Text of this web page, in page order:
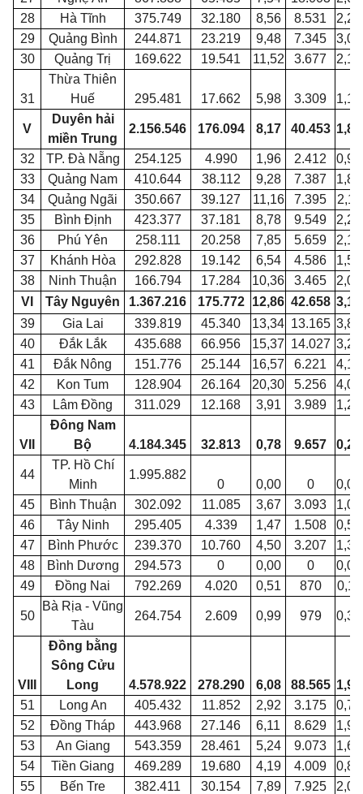
28
Hà Tĩnh 375.749 32.180 8,56 8.531
2,27
29
Quảng Bình 244.871 23.219 9,48 7.345
3,00
30
Quảng Trị 169.622 19.541 11,52 3.677 2,17
31
Thừa Thiên
Huế
295.481 17.662 5,98 3.309 1,12
V
Duyên hải
miền Trung
2.156.546 176.094 8,17 40.453 1,88
32 TP. Đà Nẵng 254.125 4.990 1,96 2.412
0,95
33
Quảng Nam 410.644 38.112 9,28 7.387
1,80
34
Quảng Ngãi 350.667 39.127 11,16 7.395
2,11
35
Bình Định 423.377 37.181 8,78 9.549
2,26
36
Phú Yên 258.111 20.258 7,85 5.659
2,19
37
Khánh Hòa 292.828 19.142 6,54 4.586
1,57
38
Ninh Thuận 166.794 17.284 10,36 3.465
2,08
VI
Tây Nguyên 1.367.216 175.772 12,86 42.658 3,12
39
Gia Lai 339.819 45.340 13,34 13.165 3,87
40
Đắk Lắk 435.688 66.956 15,37 14.027 3,22
41
Đắk Nông 151.776 25.144 16,57 6.221
4,10
42
Kon Tum 128.904 26.164 20,30 5.256
4,08
43
Lâm Đồng 311.029 12.168 3,91 3.989 1,28
VII
Đông Nam
Bộ
4.184.345 32.813 0,78 9.657 0,23
44
TP. Hồ Chí
Minh
1.995.882
0 0,00 0
0,00
45
Bình Thuận 302.092 11.085 3,67 3.093
1,02
46
Tây Ninh 295.405 4.339 1,47 1.508
0,51
47
Bình Phước 239.370 10.760 4,50 3.207
1,34
48
Bình Dương 294.573 0 0,00 0
0,00
49
Đồng Nai 792.269 4.020 0,51 870 0,11
50
Bà Rịa - Vũng
Tàu
264.754 2.609 0,99 979 0,37
VIII
Đồng bằng
Sông Cửu
Long
4.578.922 278.290 6,08 88.565 1,93
51
Long An 405.432 11.852 2,92 3.175
0,78
52
Đồng Tháp 443.968 27.146 6,11 8.629
1,94
53
An Giang 543.359 28.461 5,24 9.073
1,67
54
Tiền Giang 469.289 19.680 4,19 4.009
0,85
55
Bến Tre 382.411 30.154 7,89 7.925
2,07